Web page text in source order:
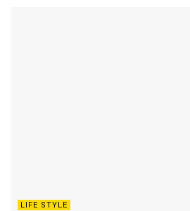
LIFE STYLE